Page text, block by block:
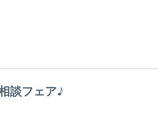
談フェア♪